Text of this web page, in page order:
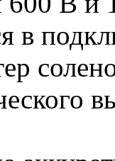
в